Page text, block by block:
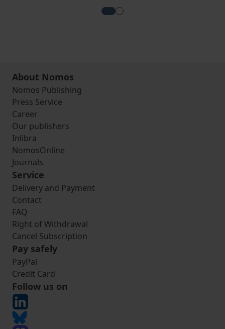
View more about
View more about Die
About Nomos
Nomos Publishing
Press Service
Career
Our publishers
Inlibra
NomosOnline
Journals
Service
Delivery and Payment
Contact
FAQ
Right of Withdrawal
Cancel Subscription
Pay safely
PayPal
Credit Card
Follow us on